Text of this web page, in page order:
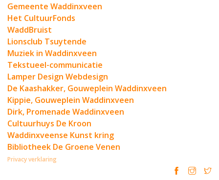
Gemeente Waddinxveen
Het CultuurFonds
WaddBruist
Lionsclub Tsuytende
Muziek in Waddinxveen
Tekstueel-communicatie
Lamper Design Webdesign
De Kaashakker, Gouweplein Waddinxveen
Kippie, Gouweplein Waddinxveen
Dirk, Promenade Waddinxveen
Cultuurhuys De Kroon
Waddinxveense Kunst kring
Bibliotheek De Groene Venen
Privacy verklaring